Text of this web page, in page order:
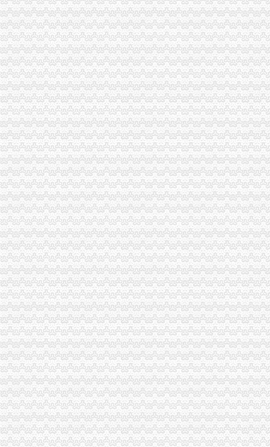
【办理组织机构代码证、办理税务登记证】-朝大望路易登网
个体户有营业执照,怎么办理税务登记证-生活杂谈-得意生活-武汉生
合肥哪里办税务登记证？-问答-合肥合肥房多多
办理税务登记证代码证北京海淀上地-北京58同城
陈家湾办税务登记证
关于印发《2014年郴州市“民生100工程”考核指标报送要求和验收标
临川区2014年秋季小学招生实施方案--中国临川网
[公告]重庆钢铁：详式权益变动报告书-[中财网]
北京密云
商报分类---深圳商报多媒体数字报刊平台
陈家桥办税务登记证
租售转让|公司|重庆市|重庆_新浪新闻
重庆燃气：2016年年度报告_搜狐财经_搜狐网
方正证券-资讯
沙坪坝区陈家桥院电子摄像监控系统招标公告-中国采招网
2015年太仓学区划分标准-家居装修互动问答
沙坪坝区办税务登记证流程
单位纳税人、个体工商户、分支机构办理税务登记证的流程
开沙场与开采石场手续_破碎机厂家
卫生执照公司_卫生执照厂家_公司黄页-阿里巴巴
2017年公司注册流程-法律快车公司法
注册个公司要多少钱？注册公司流程步骤_更富学院_资讯_更富网
重庆办税务登记证
求助！！分公司关于办理税务登记证之事-职场人生-广州妈妈论坛
证件办理-地税局-办理税务登记证
武隆县人民办公室关于印发武隆县“三证合一”登记制度改革实施
办石场开采证都要走哪些程序_破碎机厂家
关于贯彻落实重庆市民办非学历教育培训机构管理暂行办法及配套文件
沙坪坝区办税务登记证
上海注册公司办税务登记证的流程-爱喇叭网
中国[上海]自由贸易试验区单位纳税人新办税务登记证告知单-全文--法
北京办理税务登记证
沙坪坝区行政审批项目登记表【资料】.doc_淘豆网
WJF008出纳实务:公司注册之如何办理税务登记证?—在线播放—优